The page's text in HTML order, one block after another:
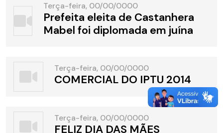
Terça-feira, 00/00/0000
Prefeita eleita de Castanhera
Mabel foi diplomada em juína
Terça-feira, 00/00/0000
COMERCIAL DO IPTU 2014
Terça-feira, 00/00/0000
FELIZ DIA DAS MÃES